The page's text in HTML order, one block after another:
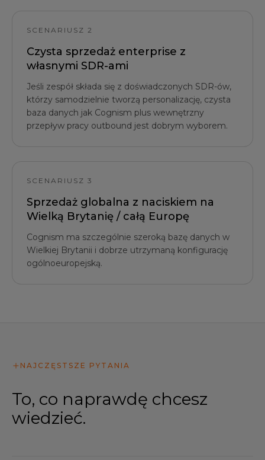
SCENARIUSZ 2
Czysta sprzedaż enterprise z
własnymi SDR-ami
Jeśli zespół składa się z doświadczonych SDR-ów,
którzy samodzielnie tworzą personalizację, czysta
baza danych jak Cognism plus wewnętrzny
przepływ pracy outbound jest dobrym wyborem.
SCENARIUSZ 3
Sprzedaż globalna z naciskiem na
Wielką Brytanię / całą Europę
Cognism ma szczególnie szeroką bazę danych w
Wielkiej Brytanii i dobrze utrzymaną konfigurację
ogólnoeuropejską.
NAJCZĘSTSZE PYTANIA
To, co naprawdę chcesz
wiedzieć.